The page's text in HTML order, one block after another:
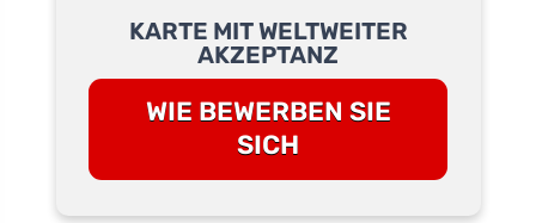
KARTE MIT WELTWEITER
AKZEPTANZ
WIE BEWERBEN SIE
SICH